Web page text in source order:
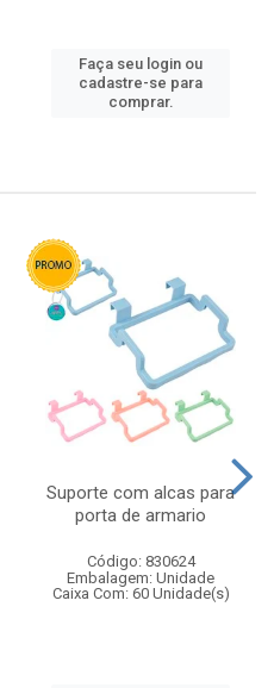
Faça seu login ou
cadastre-se para
comprar.
Suporte com alcas para
porta de armario
Código: 830624
Embalagem: Unidade
Caixa Com: 60 Unidade(s)